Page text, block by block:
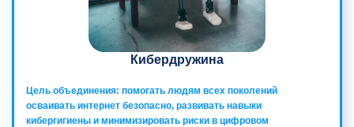
Кибердружина
Цель объединения: помогать людям всех поколений
осваивать интернет безопасно, развивать навыки
кибергигиены и минимизировать риски в цифровом